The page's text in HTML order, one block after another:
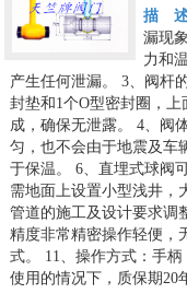
描 述
漏现
力和
产生任何泄漏。3、阀杆
封垫和1个O型密封圈，上
成，确保无泄露。4、阀
匀，也不会由于地震及
于保温。6、直埋式球阀
需地面上设置小型浅井，
管道的施工及设计要求
精度非常精密操作轻便，
式。 11、操作方式：手
使用的情况下，质保期20